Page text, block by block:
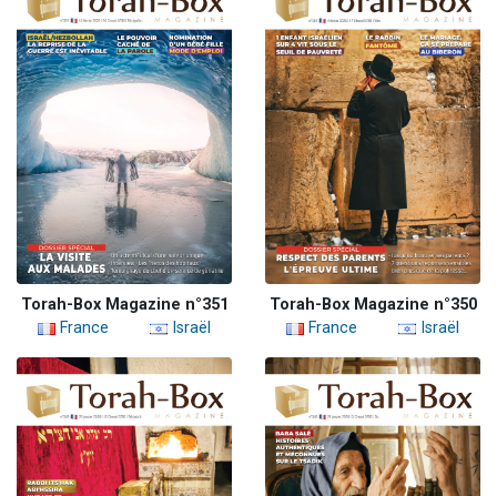
Torah-Box Magazine n°351
France
Israël
Torah-Box Magazine n°350
France
Israël